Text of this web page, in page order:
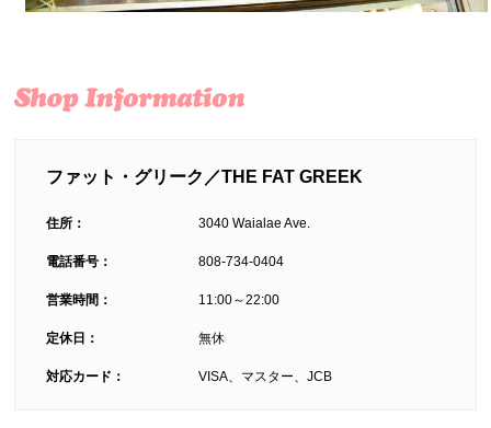
ファット・グリーク／THE FAT GREEK
住所： 3040 Waialae Ave.
電話番号： 808-734-0404
営業時間： 11:00～22:00
定休日： 無休
対応カード： VISA、マスター、JCB